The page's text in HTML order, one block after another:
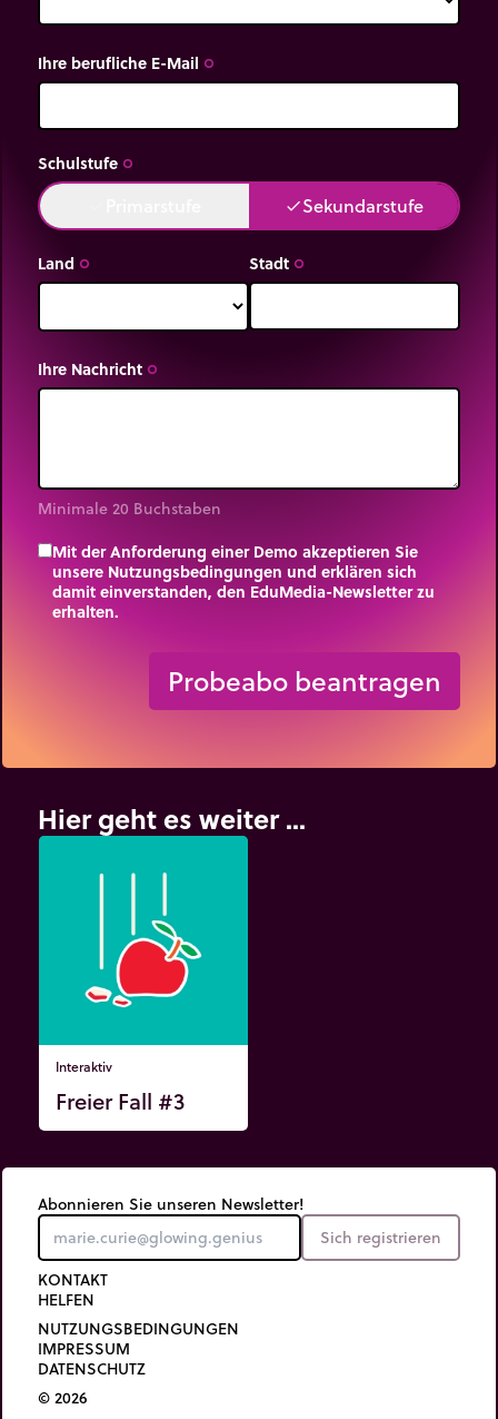
Ihre berufliche E-Mail trip_origin
Schulstufe trip_origin
doneSekundarstufe
Land trip_origin Stadt trip_origin
Ihre Nachricht trip_origin
Minimale 20 Buchstaben
Mit der Anforderung einer Demo akzeptieren Sie
unsere Nutzungsbedingungen und erklären sich
damit einverstanden, den EduMedia-Newsletter zu
erhalten.
Probeabo beantragen
Hier geht es weiter ...
Interaktiv
Freier Fall #3
Abonnieren Sie unseren Newsletter!
Sich registrieren
KONTAKT
HELFEN
NUTZUNGSBEDINGUNGEN
IMPRESSUM
DATENSCHUTZ
© 2026